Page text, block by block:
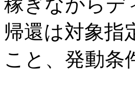
稼ぎながらデ
帰還は対象指
こと、発動条